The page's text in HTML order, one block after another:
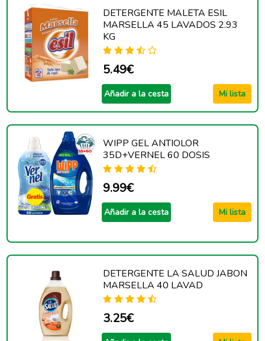
DETERGENTE MALETA ESIL
MARSELLA 45 LAVADOS 2.93
KG
5.49€
Añadir a la cesta Mi lista
WIPP GEL ANTIOLOR
35D+VERNEL 60 DOSIS
9.99€
Añadir a la cesta Mi lista
DETERGENTE LA SALUD JABON
MARSELLA 40 LAVAD
3.25€